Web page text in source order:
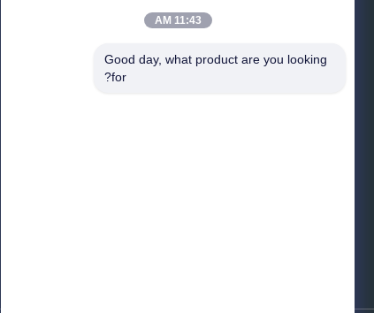
11:43 AM
Good day, what product are you looking
for?